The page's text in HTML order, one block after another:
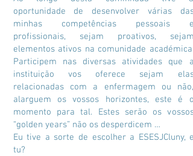
oportunidade de desenvolver várias das
minhas competências pessoais e
profissionais, sejam proativos, sejam
elementos ativos na comunidade académica.
Participem nas diversas atividades que a
instituição vos oferece sejam elas
relacionadas com a enfermagem ou não,
alarguem os vossos horizontes, este é o
momento para tal. Estes serão os vossos
“golden years” não os desperdicem …
Eu tive a sorte de escolher a ESESJCluny, e
tu?